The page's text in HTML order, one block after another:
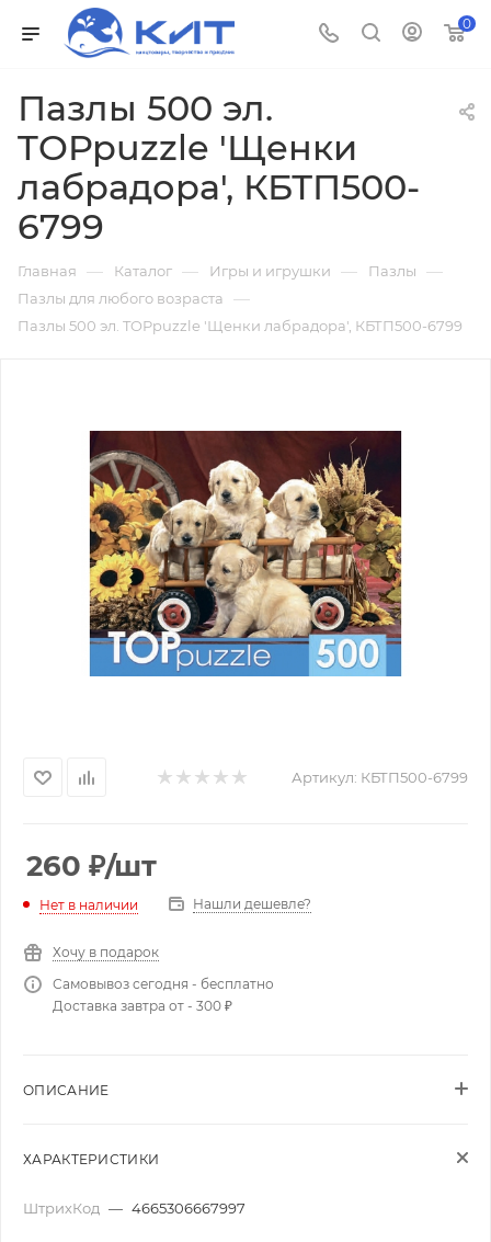
0
Пазлы 500 эл.
TOPpuzzle 'Щенки
лабрадора', КБТП500-
6799
Главная — Каталог — Игры и игрушки — Пазлы —
Пазлы для любого возраста —
Пазлы 500 эл. TOPpuzzle 'Щенки лабрадора', КБТП500-6799
Артикул: КБТП500-6799
260 ₽/шт
Нет в наличии Нашли дешевле?
Хочу в подарок
Самовывоз сегодня - бесплатно
Доставка завтра от - 300 ₽
ОПИСАНИЕ
ХАРАКТЕРИСТИКИ
ШтрихКод — 4665306667997